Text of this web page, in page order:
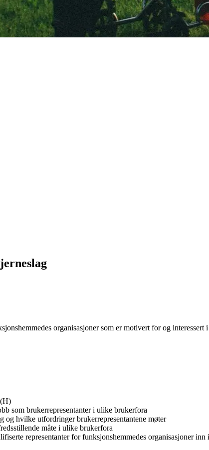
organisasjoner som er motivert for og interessert i
som brukerrepresentanter i ulike brukerfora
og hvilke utfordringer brukerrepresentantene møter
måte i ulike brukerfora
representanter for funksjonshemmedes organisasjoner inn